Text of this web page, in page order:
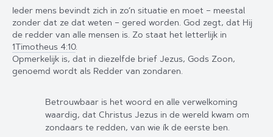
Ieder mens bevindt zich in zo’n situatie en moet – meestal
zonder dat ze dat weten – gered worden. God zegt, dat Hij
de redder van alle mensen is. Zo staat het letterlijk in
1Timotheus 4:10.
Opmerkelijk is, dat in diezelfde brief Jezus, Gods Zoon,
genoemd wordt als Redder van zondaren.
Betrouwbaar is het woord en alle verwelkoming
waardig, dat Christus Jezus in de wereld kwam om
zondaars te redden, van wie ík de eerste ben.